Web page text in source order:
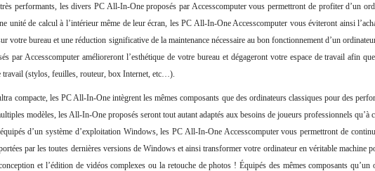
performants, les divers PC All-In-One proposés par Accesscomputer vous permettront de profiter d’un
unité de calcul à l’intérieur même de leur écran, les PC All-In-One Accesscomputer vous éviteront ainsi
votre bureau et une réduction significative de la maintenance nécessaire au bon fonctionnement d’un
par Accesscomputer amélioreront l’esthétique de votre bureau et dégageront votre espace de travail afin
travail (stylos, feuilles, routeur, box Internet, etc…).
compacte, les PC All-In-One intègrent les mêmes composants que des ordinateurs classiques pour des
modèles, les All-In-One proposés seront tout autant adaptés aux besoins de joueurs professionnels
d’un système d’exploitation Windows, les PC All-In-One Accesscomputer vous permettront de
par les toutes dernières versions de Windows et ainsi transformer votre ordinateur en véritable machine
et l’édition de vidéos complexes ou la retouche de photos ! Équipés des mêmes composants